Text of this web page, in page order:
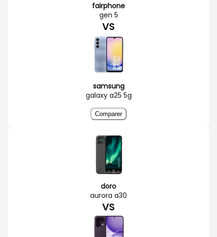
fairphone
gen 5
VS
samsung
galaxy a25 5g
Comparer
doro
aurora a30
VS